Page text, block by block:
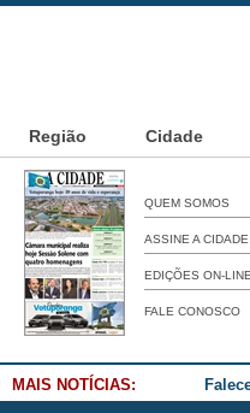
Região Cidade
QUEM SOMOS
ASSINE A CIDADE
EDIÇÕES ON-LINE
FALE CONOSCO
MAIS NOTÍCIAS: